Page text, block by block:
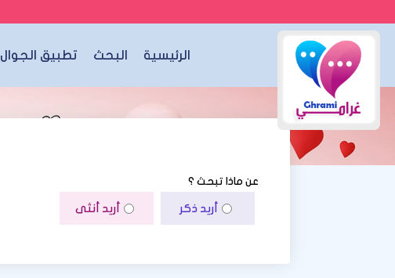
الرئيسية البحث تطبيق الجوال
عن ماذا تبحث ؟
أريد ذكر أريد أنثى